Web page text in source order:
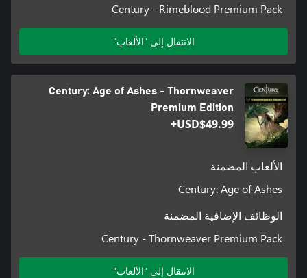
Century - Rimeblood Premium Pack
الانتقال إلى "الألعاب"
Century: Age of Ashes - Thornweaver
Premium Edition
USD$49.99+
الألعاب المضمنة
Century: Age of Ashes
الوظائف الإضافية المضمنة
Century - Thornweaver Premium Pack
الانتقال إلى "الألعاب"